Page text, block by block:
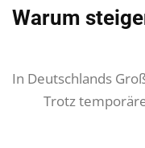
Warum
In Deutschlands
Trotz